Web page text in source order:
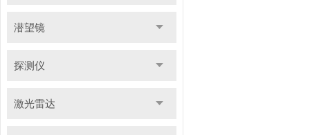
潜望镜
探测仪
激光雷达